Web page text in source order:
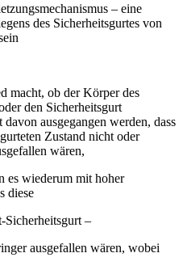
– eine
des Sicherheitsgurtes von
macht, ob der Körper des
den Sicherheitsgurt
ausgegangen werden, dass
Zustand nicht oder
wären,
es wiederum mit hoher
diese
Sicherheitsgurt –
ausgefallen wären, wobei